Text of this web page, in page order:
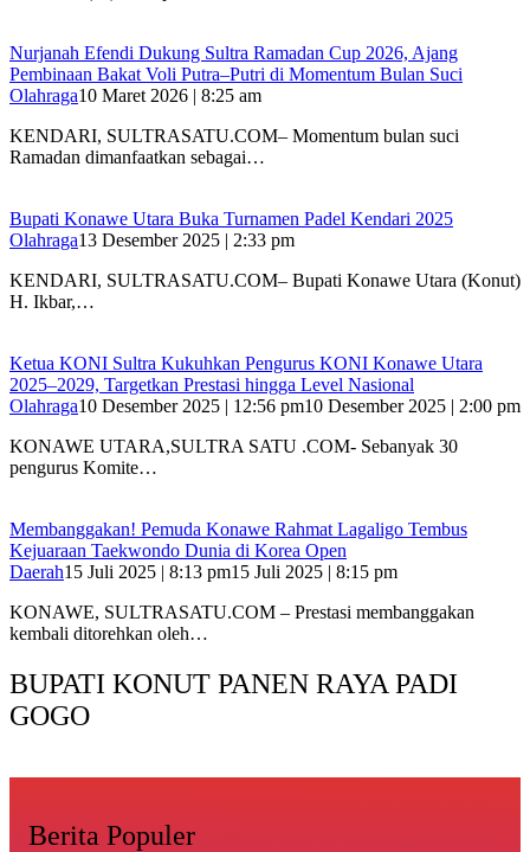
Nurjanah Efendi Dukung Sultra Ramadan Cup 2026, Ajang
Pembinaan Bakat Voli Putra–Putri di Momentum Bulan Suci
Olahraga10 Maret 2026 | 8:25 am
KENDARI, SULTRASATU.COM– Momentum bulan suci
Ramadan dimanfaatkan sebagai…
Bupati Konawe Utara Buka Turnamen Padel Kendari 2025
Olahraga13 Desember 2025 | 2:33 pm
KENDARI, SULTRASATU.COM– Bupati Konawe Utara (Konut)
H. Ikbar,…
Ketua KONI Sultra Kukuhkan Pengurus KONI Konawe Utara
2025–2029, Targetkan Prestasi hingga Level Nasional
Olahraga10 Desember 2025 | 12:56 pm10 Desember 2025 | 2:00 pm
KONAWE UTARA,SULTRA SATU .COM- Sebanyak 30
pengurus Komite…
Membanggakan! Pemuda Konawe Rahmat Lagaligo Tembus
Kejuaraan Taekwondo Dunia di Korea Open
Daerah15 Juli 2025 | 8:13 pm15 Juli 2025 | 8:15 pm
KONAWE, SULTRASATU.COM – Prestasi membanggakan
kembali ditorehkan oleh…
BUPATI KONUT PANEN RAYA PADI
GOGO
Berita Populer